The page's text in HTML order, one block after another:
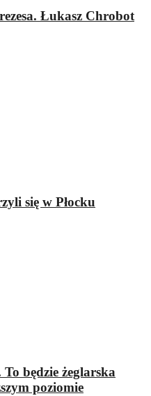
Łukasz Chrobot
się w Płocku
będzie żeglarska
poziomie